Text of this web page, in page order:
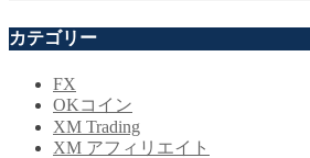
カテゴリー
FX
OKコイン
XM Trading
XM アフィリエイト